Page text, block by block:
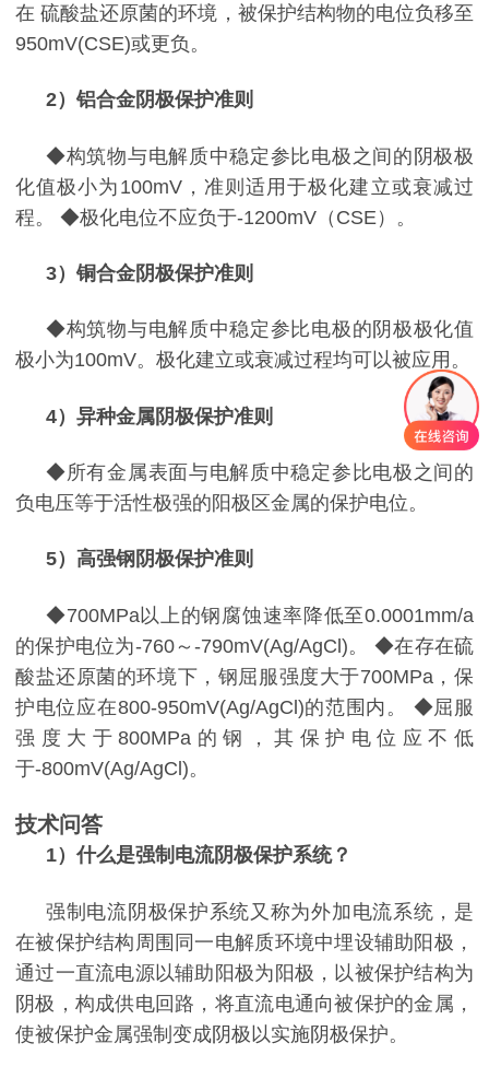
在 硫酸盐还原菌的环境，被保护结构物的电位负移至
950mV(CSE)或更负。
2）铝合金阴极保护准则
◆构筑物与电解质中稳定参比电极之间的阴极极
化值极小为 100mV，准则适用于极化建立或衰减过
程。 ◆极化电位不应负于-1200mV （ CSE ）。
3）铜合金阴极保护准则
◆构筑物与电解质中稳定参比电极的阴极极化值
极小为100mV。极化建立或衰减过程均可以被应用。
4）异种金属阴极保护准则
◆所有金属表面与电解质中稳定参比电极之间的
负电压等于活性极强的阳极区金属的保护电位。
5）高强钢阴极保护准则
◆700MPa 以上的钢腐蚀速率降低至0.0001mm/a
的保护电位为-760～-790mV(Ag/AgCl)。 ◆在存在硫
酸盐还原菌的环境下，钢屈服强度大于700MPa ，保
护电位应在800-950mV(Ag/AgCl)的范围内。 ◆屈服
强度大于800MPa 的钢，其保护电位应不低
于-800mV(Ag/AgCl)。
技术问答
1）什么是强制电流阴极保护系统？
强制电流阴极保护系统又称为外加电流系统，是
在被保护结构周围同一电解质环境中埋设辅助阳极，
通过一直流电源以辅助阳极为阳极，以被保护结构为
阴极，构成供电回路，将直流电通向被保护的金属，
使被保护金属强制变成阴极以实施阴极保护。